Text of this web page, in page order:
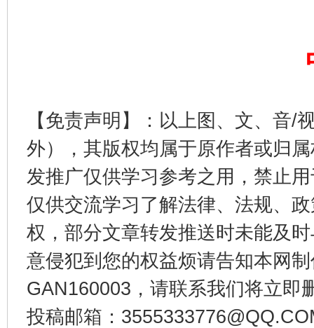
【免责声明】：以上图、文、音/
外），其版权均属于原作者或归
发推广仅供学习参考之用，禁止
仅供交流学习了解法律、法规、
权，部分文章转发推送时未能及
意侵犯到您的权益烦请告知本网
GAN160003，请联系我们将立即
投稿邮箱：
千年窑火 生生不息 一